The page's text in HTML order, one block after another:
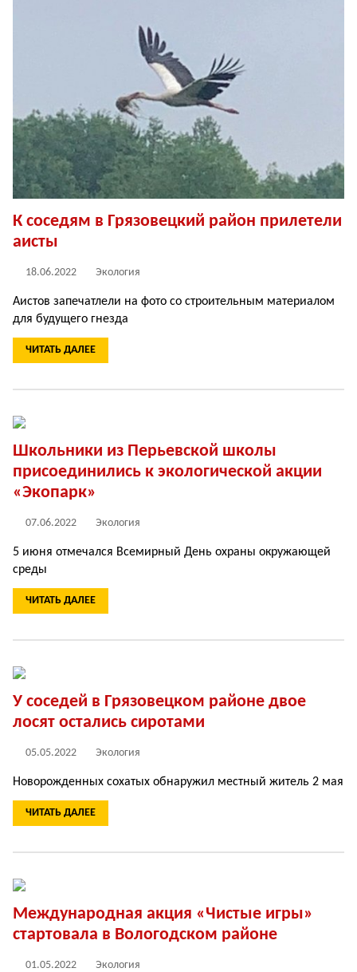
К соседям в Грязовецкий район прилетели
аисты
18.06.2022 Экология
Аистов запечатлели на фото со строительным материалом
для будущего гнезда
ЧИТАТЬ ДАЛЕЕ
Школьники из Перьевской школы
присоединились к экологической акции
«Экопарк»
07.06.2022 Экология
5 июня отмечался Всемирный День охраны окружающей
среды
ЧИТАТЬ ДАЛЕЕ
У соседей в Грязовецком районе двое
лосят остались сиротами
05.05.2022 Экология
Новорожденных сохатых обнаружил местный житель 2 мая
ЧИТАТЬ ДАЛЕЕ
Международная акция «Чистые игры»
стартовала в Вологодском районе
01.05.2022 Экология